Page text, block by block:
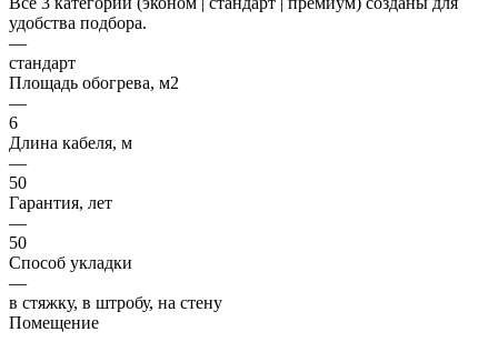
удобства подбора.
—
стандарт
Площадь обогрева, м2
—
6
Длина кабеля, м
—
50
Гарантия, лет
—
50
Способ укладки
—
в стяжку, в штробу, на стену
Помещение